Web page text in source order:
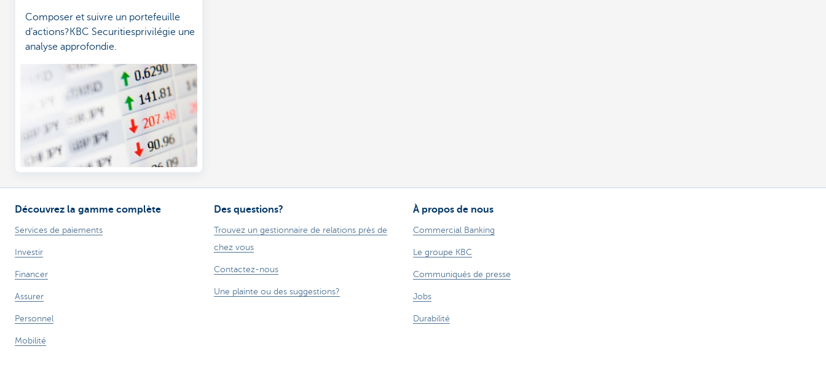
Composer et suivre un portefeuille
d’actions?KBC Securitiesprivilégie une
analyse approfondie.
Découvrez la gamme complète
Services de paiements
Investir
Financer
Assurer
Personnel
Mobilité
Des questions?
Trouvez un gestionnaire de relations près de
chez vous
Contactez-nous
Une plainte ou des suggestions?
À propos de nous
Commercial Banking
Le groupe KBC
Communiqués de presse
Jobs
Durabilité